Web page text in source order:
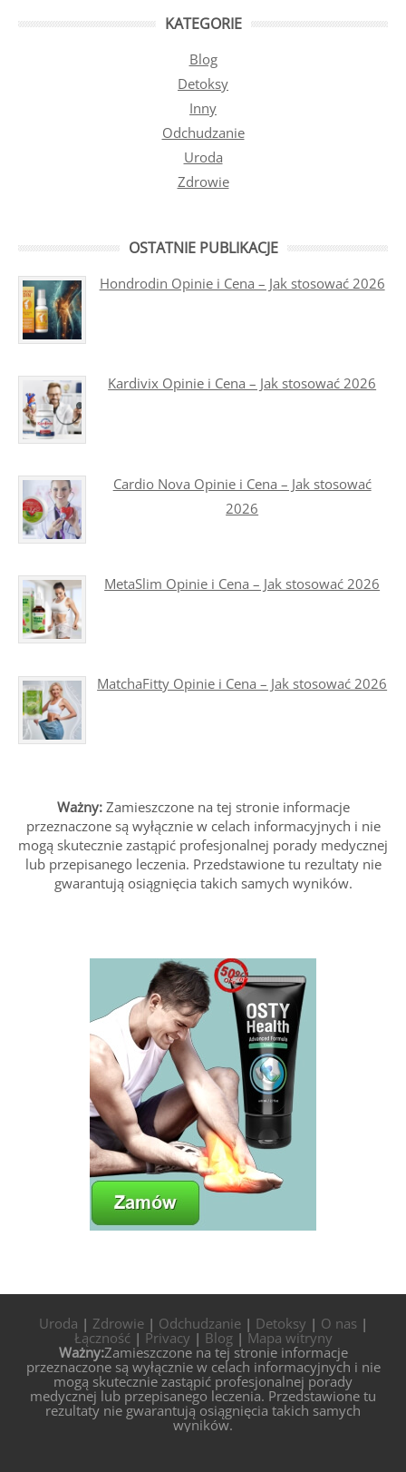
KATEGORIE
Blog
Detoksy
Inny
Odchudzanie
Uroda
Zdrowie
OSTATNIE PUBLIKACJE
Hondrodin Opinie i Cena – Jak stosować 2026
Kardivix Opinie i Cena – Jak stosować 2026
Cardio Nova Opinie i Cena – Jak stosować
2026
MetaSlim Opinie i Cena – Jak stosować 2026
MatchaFitty Opinie i Cena – Jak stosować 2026
Ważny:Zamieszczone na tej stronie informacje
przeznaczone są wyłącznie w celach informacyjnych i nie
mogą skutecznie zastąpić profesjonalnej porady medycznej
lub przepisanego leczenia. Przedstawione tu rezultaty nie
gwarantują osiągnięcia takich samych wyników.
Uroda | Zdrowie| Odchudzanie| Detoksy | O nas |
Łączność | Privacy | Blog| Mapa witryny
Ważny:Zamieszczone na tej stronie informacje
przeznaczone są wyłącznie w celach informacyjnych i nie
mogą skutecznie zastąpić profesjonalnej porady
medycznej lub przepisanego leczenia. Przedstawione tu
rezultaty nie gwarantują osiągnięcia takich samych
wyników.